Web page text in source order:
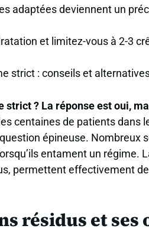
adaptées deviennent un
et limitez-vous à 2-3
strict : conseils et
? La réponse est oui,
centaines de patients dans
épineuse. Nombreux
entament un régime.
permettent effectivement
résidus et ses